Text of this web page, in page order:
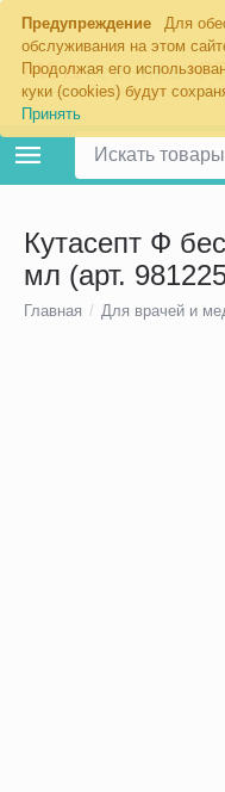
Предупреждение
Для
обслуживания на этом
Продолжая его
куки (cookies) будут
Принять
Кутасепт Ф
мл (арт.
Главная / Для врачей и